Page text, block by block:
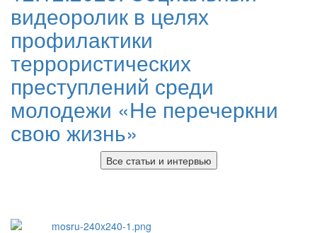
видеоролик в целях
профилактики
террористических
преступлений среди
молодежи «Не перечеркни
свою жизнь»
Все статьи и интервью